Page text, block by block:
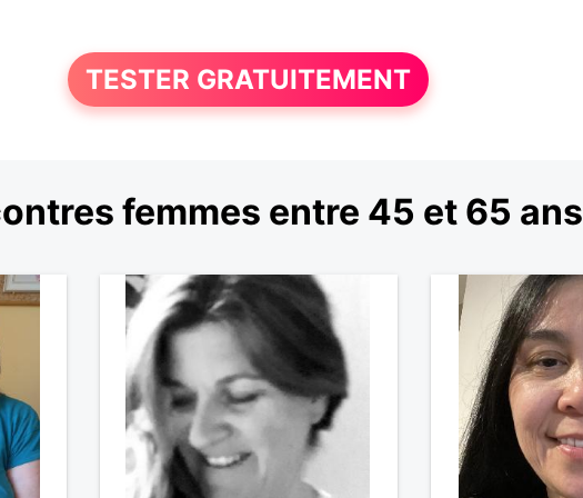
TESTER GRATUITEMENT
femmes entre 45 et 65 ans